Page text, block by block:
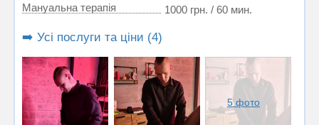
Мануальна терапія 1000 грн. / 60 мин.
➡️ Усі послуги та ціни (4)
5 фото